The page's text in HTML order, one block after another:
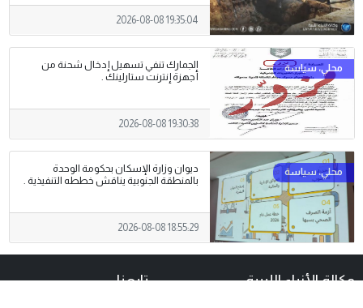
2026-08-08 19:35:04
الجمارك تنفي تسهيل إدخال شحنة من
أجهزة إنترنت ستارلينك .
2026-08-08 19:30:38
ديوان وزارة الإسكان بحكومة الوحدة
بالمنطقة الجنوبية يناقش خططه التنفيذية .
2026-08-08 18:55:29
وكالة الأنباء الليبية تابعنا